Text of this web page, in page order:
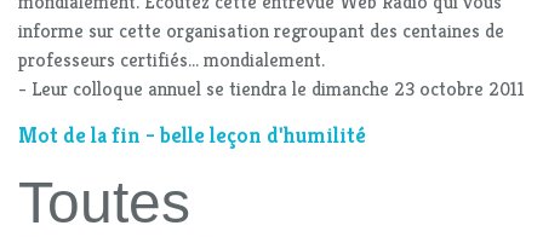
informe sur cette organisation regroupant des centaines de
professeurs certifiés... mondialement.
- Leur colloque annuel se tiendra le dimanche 23 octobre 2011
Mot de la fin - belle leçon d'humilité
Toutes